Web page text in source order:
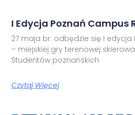
I Edycja Poznań Campus
27 maja br. odbędzie się I
– miejskiej gry terenowej
Studentów poznańskich
Czytaj Więcej